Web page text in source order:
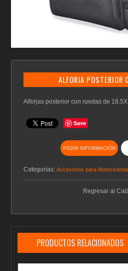
ALFORJA POSTERIOR
Alforjas posterior con ruedas de
Save
PEDIR INFORMACIÓN
Categorías:Accesorios para Motocicletas
Regresar al
PRODUCTOS RELACIONADOS